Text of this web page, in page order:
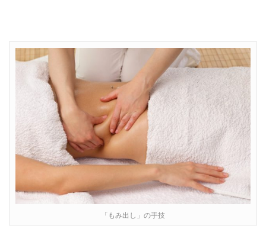
「もみ出し」の手技